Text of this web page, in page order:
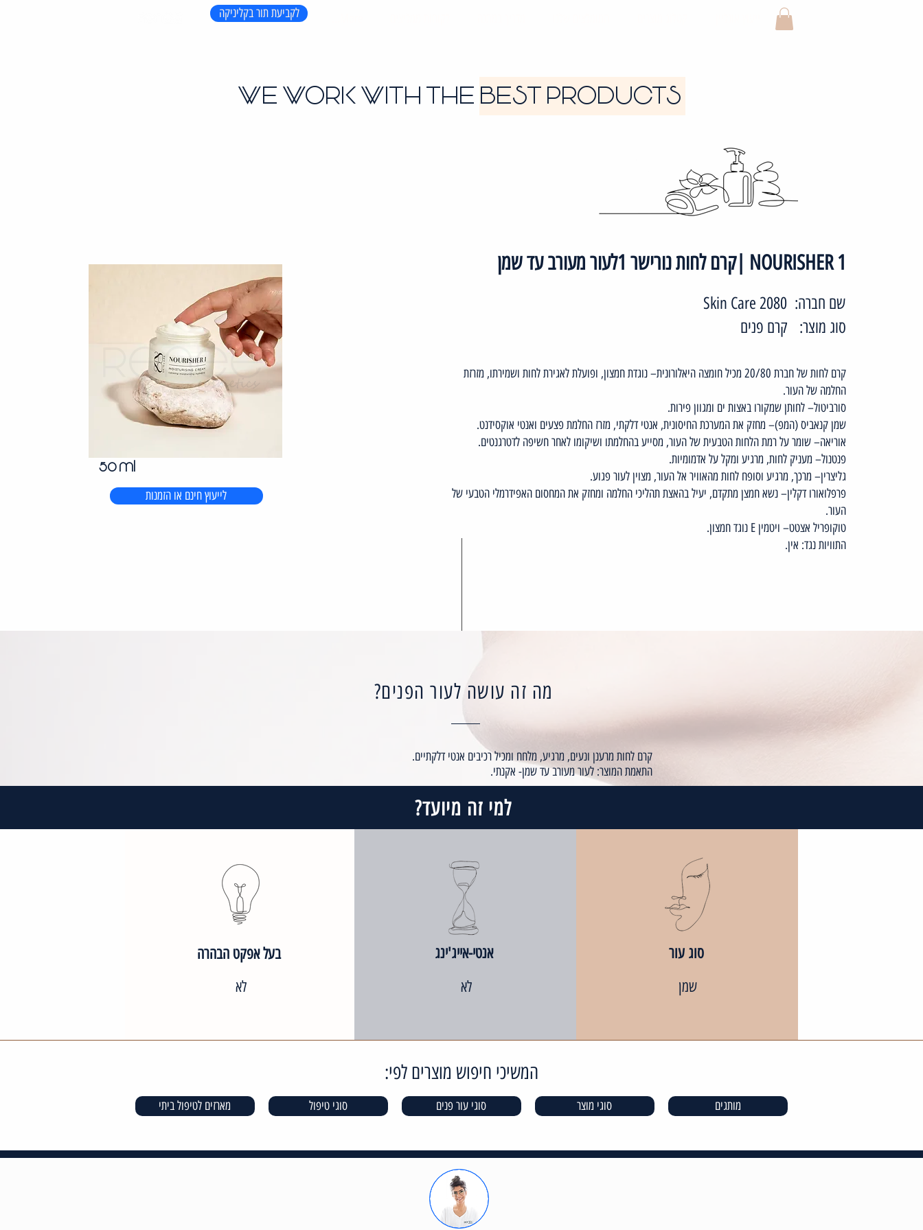
לקביעת תור בקליניקה
WE WORK WITH THEBEST PRODUCTS
50 ml
לייעוץ חינם או הזמנות
NOURISHER 1 |קרם לחות נורישר 1לעור מעורב עד שמן
2080 Skin Care שם חברה:
קרם פנים
סוג מוצר:
קרם לחות של חברת 20/80 מכיל חומצה היאלורונית– נוגדת חמצון, ופועלת לאגירת לחות ושמירתו, מזרזת
החלמה של העור.
סורביטול– לחותן שמקורו באצות ים ומגוון פירות.
שמן קנאביס (המפ)– מחזק את המערכת החיסונית, אנטי דלקתי, מזרז החלמת פצעים ואנטי אוקסידנט.
אוריאה– שומר על רמת הלחות הטבעית של העור, מסייע בהחלמתו ושיקומו לאחר חשיפה לדטרגנטים.
פנטנול– מעניק לחות, מרגיע ומקל על אדמומיות.
גליצרין– מרכך, מרגיע וסופח לחות מהאוויר אל העור, מצוין לעור פגוע.
פרפלואורו דקלין– נשא חמצן מתקדם, יעיל בהאצת תהליכי החלמה ומחזק את המחסום האפידרמלי הטבעי של
העור.
טוקופריל אצטט– ויטמין E נוגד חמצון.
התוויות נגד: אין.
מה זה עושה לעור הפנים?
קרם לחות מרענן ונעים, מרגיע, מלחח ומכיל רכיבים אנטי דלקתיים.
התאמת המוצר: לעור מעורב עד שמן- אקנתי.
למי זה מיועד?
בעל אפקט הבהרה
לא
אנטי-אייג'ינג
לא
סוג עור
שמן
המשיכי חיפוש מוצרים לפי:
מותגים סוגי מוצר סוגי עור פנים סוגי טיפול מארזים לטיפול ביתי